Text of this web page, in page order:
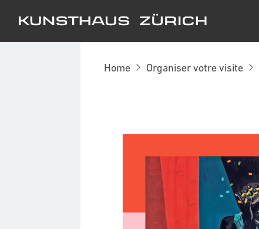
Home Organiser votre visite